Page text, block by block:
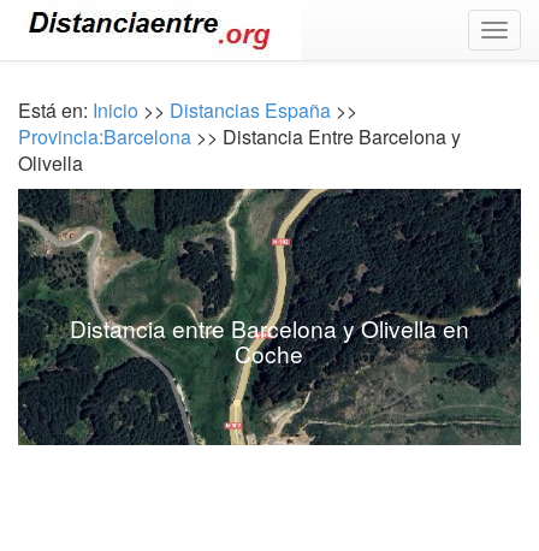
Está en: Inicio >> Distancias España >>
Provincia:Barcelona >> Distancia Entre Barcelona y
Olivella
Distancia entre Barcelona y Olivella en
Coche